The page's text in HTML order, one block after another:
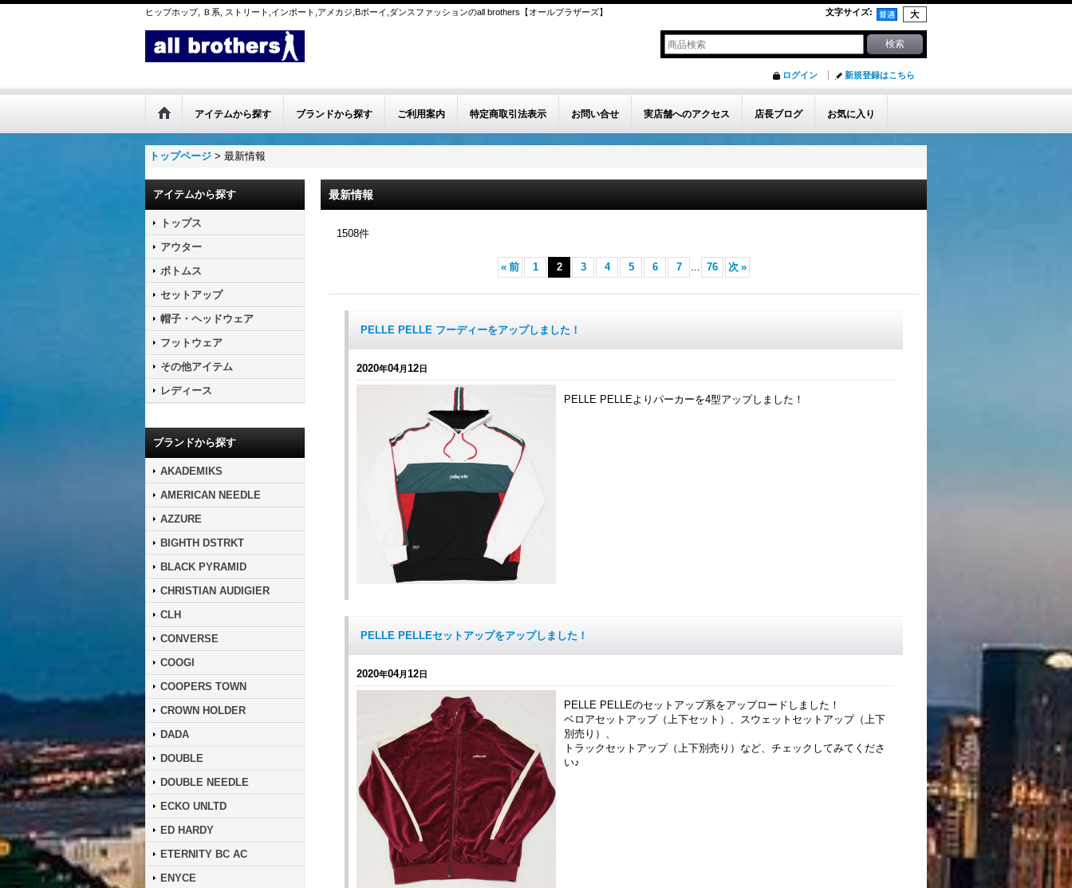
ヒップホップ, Ｂ系, ストリート,インポート,アメカジ,Bボーイ,ダンスファッションのall brothers【オールブラザーズ】 文字サイズ:
ログイン 新規登録はこちら
アイテムから探す ブランドから探す ご利用案内 特定商取引法表示 お問い合せ 実店舗へのアクセス 店長ブログ お気に入り
トップページ > 最新情報
アイテムから探す
トップス
アウター
ボトムス
セットアップ
帽子・ヘッドウェア
フットウェア
その他アイテム
レディース
ブランドから探す
AKADEMIKS
AMERICAN NEEDLE
AZZURE
BIGHTH DSTRKT
BLACK PYRAMID
CHRISTIAN AUDIGIER
CLH
CONVERSE
COOGI
COOPERS TOWN
CROWN HOLDER
DADA
DOUBLE
DOUBLE NEEDLE
ECKO UNLTD
ED HARDY
ETERNITY BC AC
ENYCE
最新情報
1508件
« 前 1 2 3 4 5 6 7 ... 76 次 »
PELLE PELLE フーディーをアップしました！
2020年04月12日
PELLE PELLEよりパーカーを4型アップしました！
PELLE PELLEセットアップをアップしました！
2020年04月12日
PELLE PELLEのセットアップ系をアップロードしました！
ベロアセットアップ（上下セット）、スウェットセットアップ（上下
別売り）、
トラックセットアップ（上下別売り）など、チェックしてみてくださ
い♪